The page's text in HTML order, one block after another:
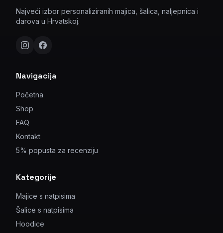
Najveći izbor personaliziranih majica, šalica, naljepnica i
darova u Hrvatskoj.
Navigacija
Početna
Shop
FAQ
Kontakt
5% popusta za recenziju
Kategorije
Majice s natpisima
Šalice s natpisima
Hoodice